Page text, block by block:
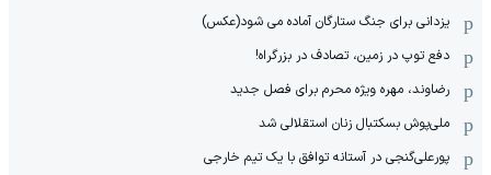
یزدانی برای جنگ ستارگان آماده می شود(عکس)
دفع توپ در زمین، تصادف در بزرگراه!
رضاوند، مهره ویژه محرم برای فصل جدید
ملی‌پوش بسکتبال زنان استقلالی شد
پورعلی‌گنجی در آستانه توافق با یک تیم خارجی